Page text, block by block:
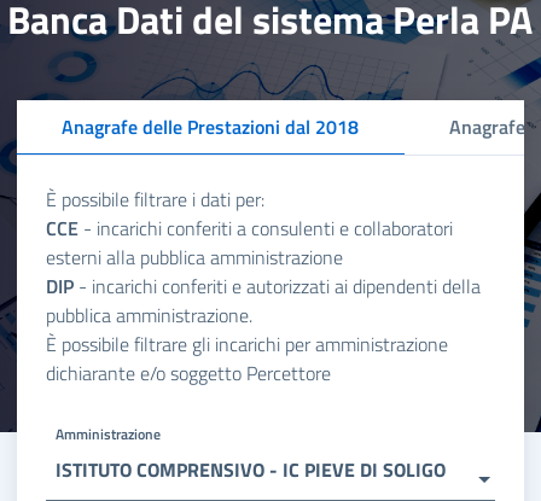
Banca Dati del sistema Perla PA
Anagrafe delle Prestazioni dal 2018 Anagrafe
È possibile filtrare i dati per:
CCE - incarichi conferiti a consulenti e collaboratori
esterni alla pubblica amministrazione
DIP - incarichi conferiti e autorizzati ai dipendenti della
pubblica amministrazione.
È possibile filtrare gli incarichi per amministrazione
dichiarante e/o soggetto Percettore
Amministrazione
ISTITUTO COMPRENSIVO - IC PIEVE DI SOLIGO